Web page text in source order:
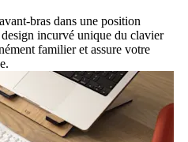
bras dans une position
incurvé unique du clavier
familier et assure votre